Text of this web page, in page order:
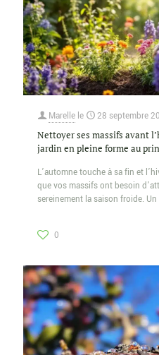
Marelle le 28 septembre
Nettoyer ses massifs avant
jardin en pleine forme au
L’automne touche à sa fin et
que vos massifs ont besoin
sereinement la saison froide.
0